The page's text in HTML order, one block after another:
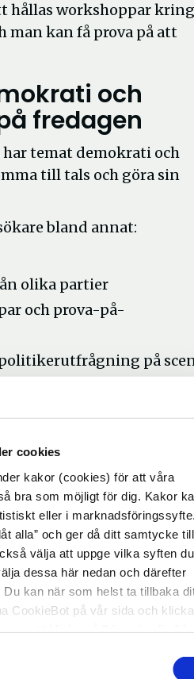
cookies
kakor (cookies) för att våra
bra som möjligt för dig. Kakor
eller i
alla” och ger då ditt samtycke till
välja att uppge vilka syften du
dessa här nedan och därefter
Du kan när som helst ta tillbaka
CookieBot på vår sida och
personuppgifter.
hållas workshoppar kring
man kan få prova på att
och
fredagen
har temat demokrati och
till tals och göra sin
bland annat:
olika partier
och prova-på-
på
ut
framför en sång om
står i
har temat Kulturåret
musik, konst,